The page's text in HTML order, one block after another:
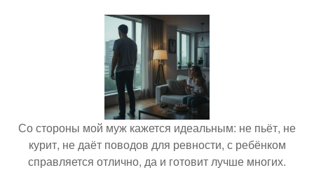
Со стороны мой муж кажется идеальным: не пьёт, не
курит, не даёт поводов для ревности, с ребёнком
справляется отлично, да и готовит лучше многих.